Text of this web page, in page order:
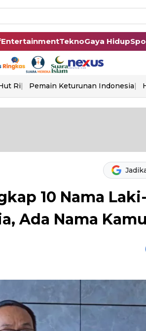
EntertainmentTeknoGaya Hidup
Ri Pemain Keturunan Indonesia
10 Nama
Ada Nama